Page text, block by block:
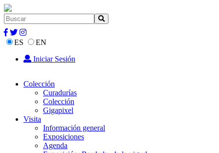
ES
EN
Iniciar Sesión
Colección
Curadurías
Colección
Gigapixel
Visita
Información general
Exposiciones
Agenda